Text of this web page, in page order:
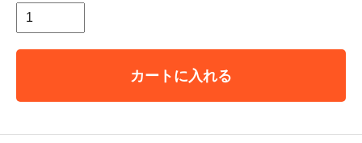
カートに入れる